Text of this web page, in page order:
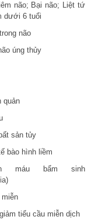
não; Bại não; Liệt tứ
dưới 6 tuổi
não
úng thủy
quản
sản tủy
bào hình liềm
máu bẩm sinh
tiểu cầu miễn dịch